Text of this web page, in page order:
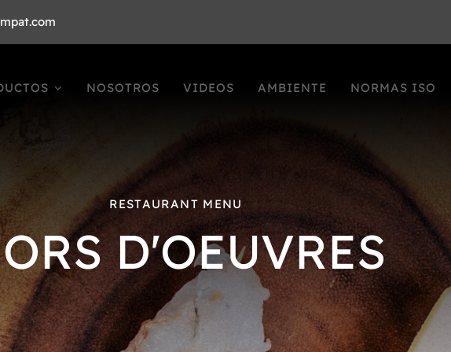
NOSOTROS VIDEOS AMBIENTE NORMAS ISO
RESTAURANT MENU
D'OEUVRES